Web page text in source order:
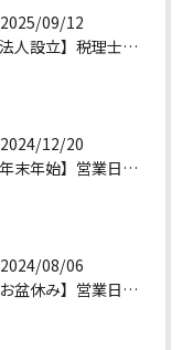
2025/09/12
【法人設立】税理士法人アイムパートナーズ設立について｜税理士法人アイムパートナーズ
2024/12/20
【年末年始】営業日について｜村上会計事務所
2024/08/06
【お盆休み】営業日について｜村上会計事務所